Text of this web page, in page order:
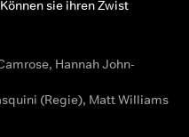
sie ihren Zwist
Hannah John-
(Regie), Matt Williams